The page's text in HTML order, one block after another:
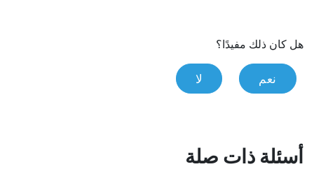
هل كان ذلك مفيدًا؟
نعم لا
أسئلة ذات صلة